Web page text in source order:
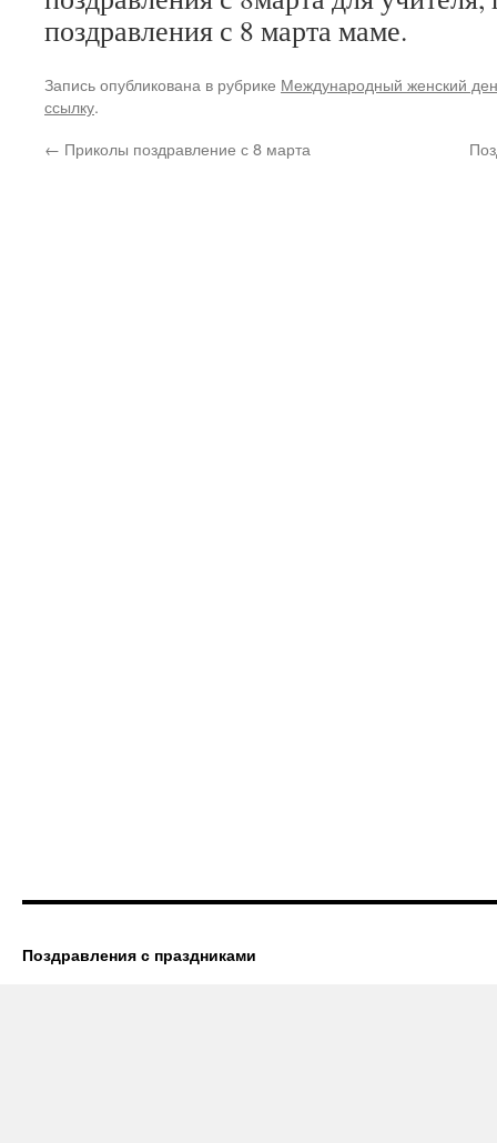
поздравления с 8 марта маме.
Запись опубликована в рубрике Международный женский
ссылку.
← Приколы поздравление с 8 марта
Поздравления с праздниками